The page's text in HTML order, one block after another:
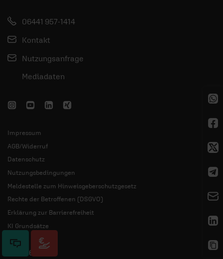
06441 957-1414
Kontakt
Nutzungsanfrage
Mediadaten
Impressum
AGB/Widerruf
Datenschutz
Nutzungsbedingungen
Meldestelle zum Hinweisgeberschutzgesetz
Rechte der Betroffenen (DSGVO)
Erklärung zur Barrierefreiheit
KI Grundsätze
© 2026 ERF